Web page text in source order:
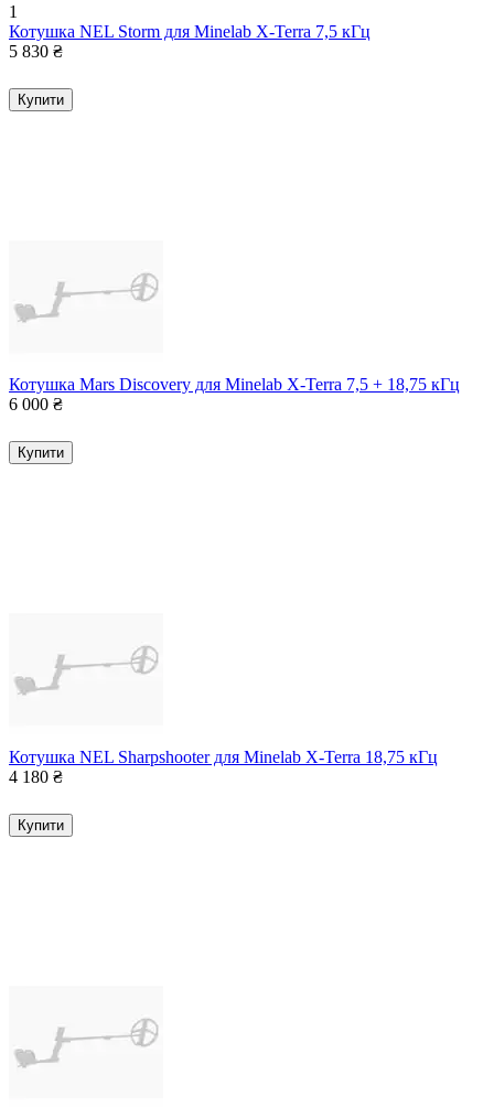
1
Котушка NEL Storm для Minelab X-Terra 7,5 кГц
5 830 ₴
Купити
Котушка Mars Discovery для Minelab X-Terra 7,5 + 18,75 кГц
6 000 ₴
Купити
Котушка NEL Sharpshooter для Minelab X-Terra 18,75 кГц
4 180 ₴
Купити